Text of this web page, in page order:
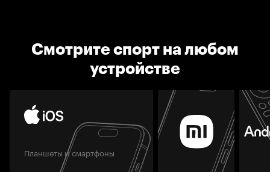
Смотрите спорт на любом
устройстве
Планшеты и смартфоны